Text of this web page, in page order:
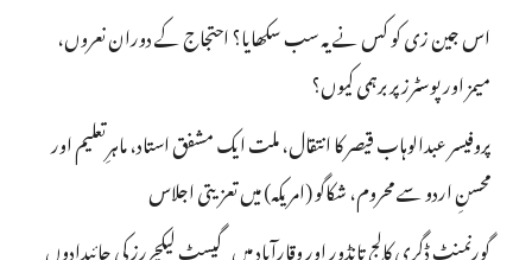
اس جین زی کو کس نے یہ سب سکھایا؟ احتجاج کے دوران نعروں،
میمز اور پوسٹرز پر برہمی کیوں؟
پروفیسر عبدالوہاب قیصر کا انتقال، ملت ایک مشفق استاد، ماہرِتعلیم اور
محسنِ اردو سے محروم، شکاگو (امریکہ) میں تعزیتی اجلاس
گورنمنٹ ڈگری کالج تانڈور اور وقارآباد میں گیسٹ لیکچررز کی جائیدادوں